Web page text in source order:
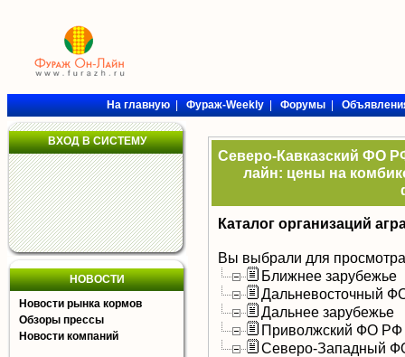
На главную|Фураж-Weekly|Форумы|
ВХОД В СИСТЕМУ
НОВОСТИ
Новости рынка кормов
Обзоры прессы
Новости компаний
Северо-Кавказский ФО
лайн: цены на
Каталог организаций
Вы выбрали для
Ближнее зарубежье
Дальневосточный
Дальнее зарубежье
Приволжский ФО РФ
Северо-Западный